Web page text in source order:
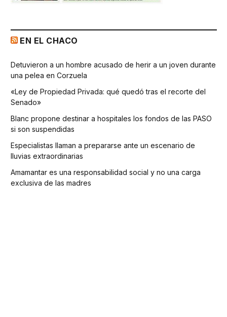
EN EL CHACO
Detuvieron a un hombre acusado de herir a un joven durante
una pelea en Corzuela
«Ley de Propiedad Privada: qué quedó tras el recorte del
Senado»
Blanc propone destinar a hospitales los fondos de las PASO
si son suspendidas
Especialistas llaman a prepararse ante un escenario de
lluvias extraordinarias
Amamantar es una responsabilidad social y no una carga
exclusiva de las madres